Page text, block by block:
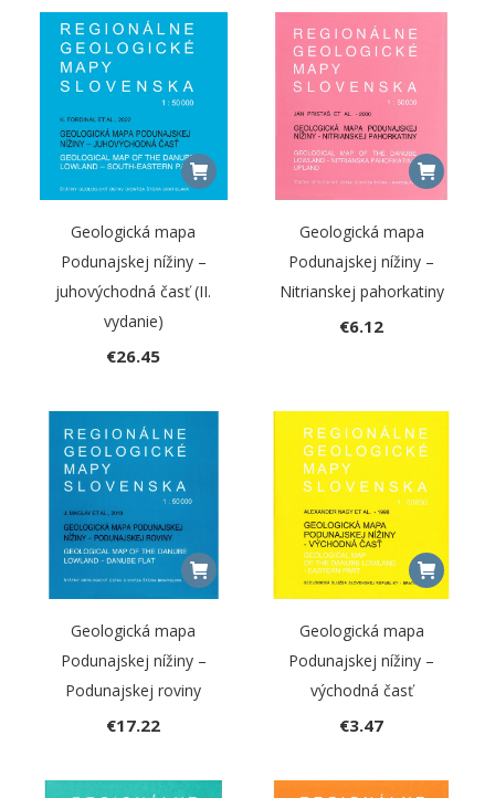
Geologická mapa
Podunajskej nížiny –
juhovýchodná časť (II.
vydanie)
€26.45
Geologická mapa
Podunajskej nížiny –
Nitrianskej pahorkatiny
€6.12
Geologická mapa
Podunajskej nížiny –
Podunajskej roviny
€17.22
Geologická mapa
Podunajskej nížiny –
východná časť
€3.47